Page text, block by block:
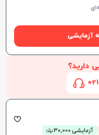
آزمایشی
دارید؟
آزمایشی 30,000 توما
ن